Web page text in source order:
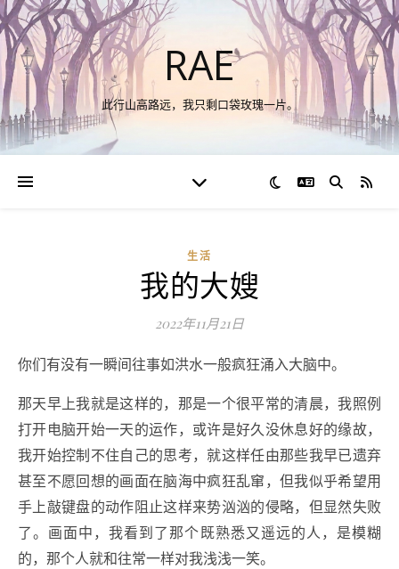
RAE
此行山高路远，我只剩口袋玫瑰一片。
切换语言RSS
生活
我的大嫂
2022年11月21日
你们有没有一瞬间往事如洪水一般疯狂涌入大脑中。
那天早上我就是这样的，那是一个很平常的清晨，我照例
打开电脑开始一天的运作，或许是好久没休息好的缘故，
我开始控制不住自己的思考，就这样任由那些我早已遗弃
甚至不愿回想的画面在脑海中疯狂乱窜，但我似乎希望用
手上敲键盘的动作阻止这样来势汹汹的侵略，但显然失败
了。画面中，我看到了那个既熟悉又遥远的人，是模糊
的，那个人就和往常一样对我浅浅一笑。